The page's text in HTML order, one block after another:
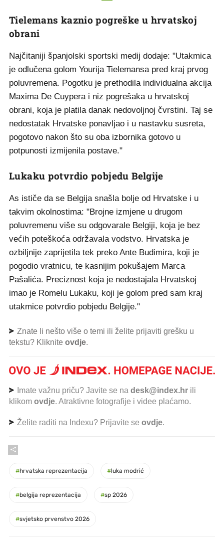
Tielemans kaznio pogreške u hrvatskoj
obrani
Najčitaniji španjolski sportski medij dodaje: "Utakmica
je odlučena golom Yourija Tielemansa pred kraj prvog
poluvremena. Pogotku je prethodila individualna akcija
Maxima De Cuypera i niz pogrešaka u hrvatskoj
obrani, koja je platila danak nedovoljnoj čvrstini. Taj se
nedostatak Hrvatske ponavljao i u nastavku susreta,
pogotovo nakon što su oba izbornika gotovo u
potpunosti izmijenila postave."
Lukaku potvrdio pobjedu Belgije
As ističe da se Belgija snašla bolje od Hrvatske i u
takvim okolnostima: "Brojne izmjene u drugom
poluvremenu više su odgovarale Belgiji, koja je bez
većih poteškoća održavala vodstvo. Hrvatska je
ozbiljnije zaprijetila tek preko Ante Budimira, koji je
pogodio vratnicu, te kasnijim pokušajem Marca
Pašalića. Preciznost koja je nedostajala Hrvatskoj
imao je Romelu Lukaku, koji je golom pred sam kraj
utakmice potvrdio pobjedu Belgije."
Znate li nešto više o temi ili želite prijaviti grešku u
tekstu? Kliknite ovdje.
Imate važnu priču? Javite se na desk@index.hr ili
klikom ovdje. Atraktivne fotografije i videe plaćamo.
Želite raditi na Indexu? Prijavite se ovdje.
#hrvatska reprezentacija #luka modrić
#belgija reprezentacija #sp 2026
#svjetsko prvenstvo 2026